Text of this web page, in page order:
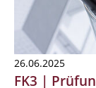
26.06.2025
FK3 |